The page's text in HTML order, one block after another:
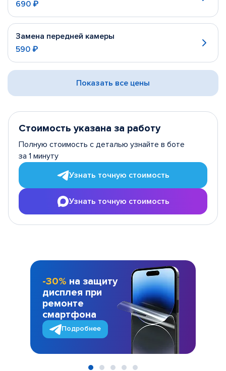
690 ₽
Замена передней камеры
590 ₽
Показать все цены
Стоимость указана за работу
Полную стоимость с деталью узнайте в боте
за 1 минуту
Узнать точную стоимость
Узнать точную стоимость
-30% на защиту
дисплея при
ремонте
смартфона
Подробнее